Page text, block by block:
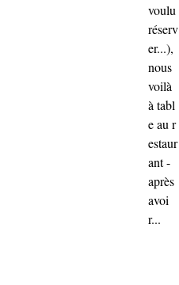
voulu
réserv
er...),
nous
voilà
à tabl
e au r
estaur
ant -
après
avoi
r...